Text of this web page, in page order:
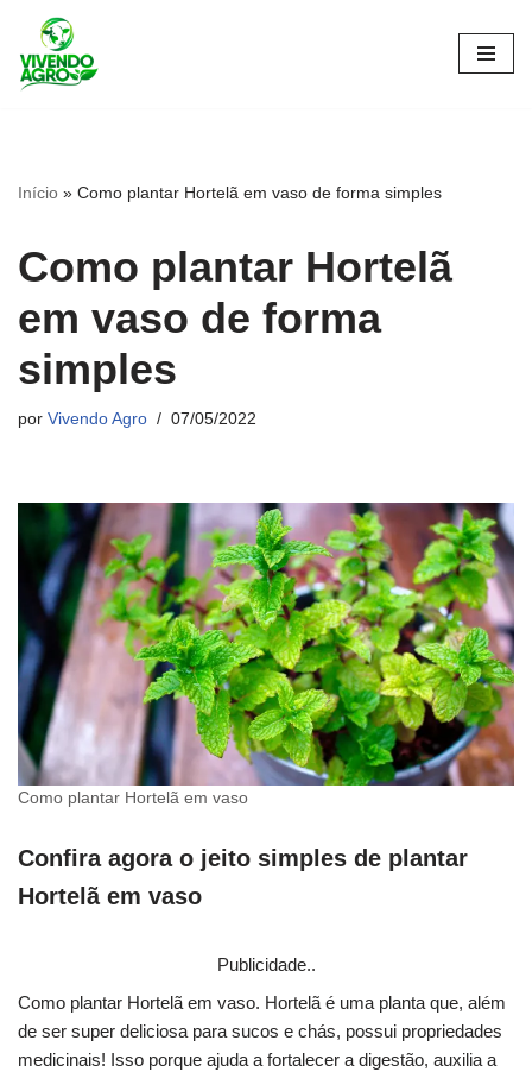
Pular
para
Início » Como plantar Hortelã em vaso de forma simples
Como plantar Hortelã
em vaso de forma
simples
por Vivendo Agro 07/05/2022
Como plantar Hortelã em vaso
Confira agora o jeito simples de plantar
Hortelã em vaso
Publicidade..
Como plantar Hortelã em vaso. Hortelã é uma planta que, além
de ser super deliciosa para sucos e chás, possui propriedades
medicinais! Isso porque ajuda a fortalecer a digestão, auxilia a